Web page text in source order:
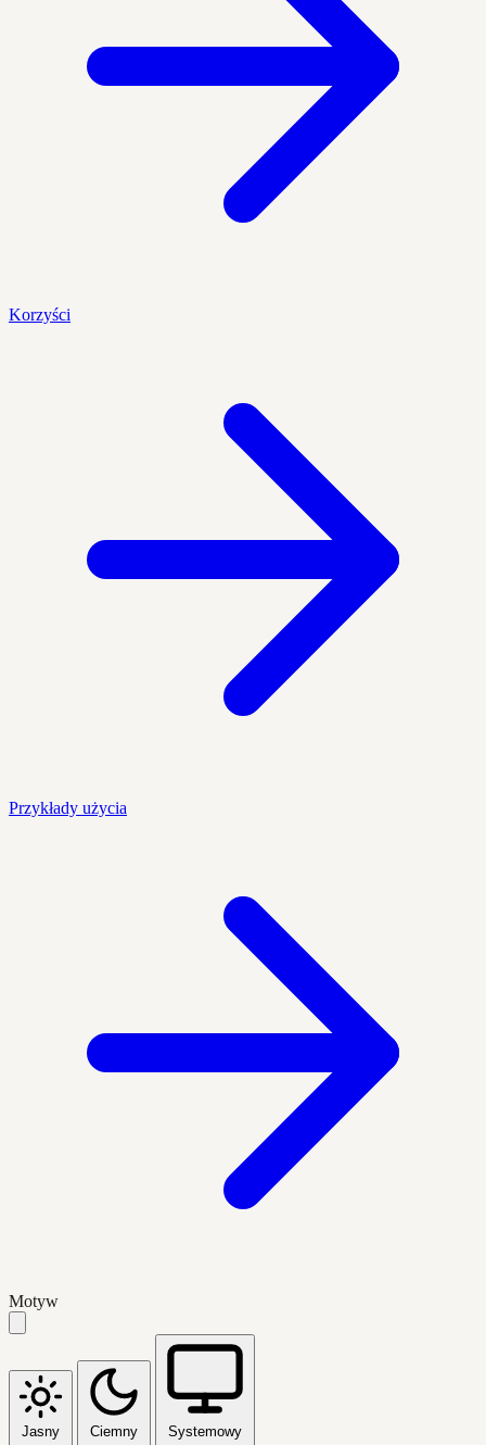
Korzyści
Przykłady użycia
Motyw
Jasny Ciemny Systemowy